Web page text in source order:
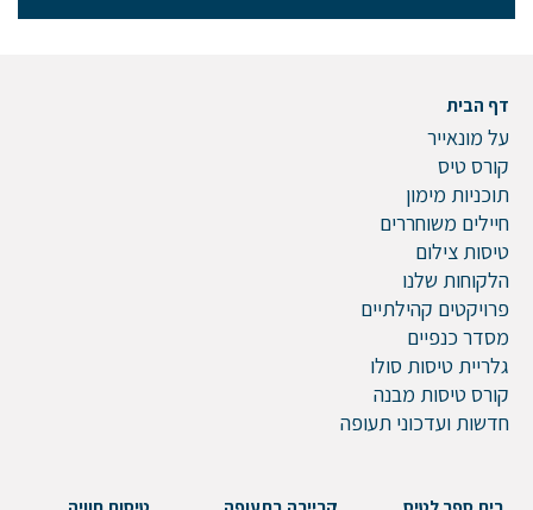
דף הבית
על מונאייר
קורס טיס
תוכניות מימון
חיילים משוחררים
טיסות צילום
הלקוחות שלנו
פרויקטים קהילתיים
מסדר כנפיים
גלריית טיסות סולו
קורס טיסות מבנה
חדשות ועדכוני תעופה